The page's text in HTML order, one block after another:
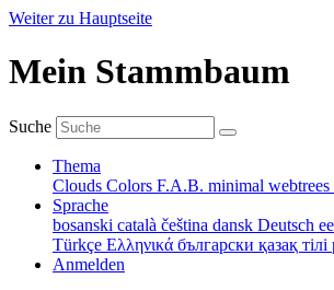
Weiter zu Hauptseite
Mein Stammbaum
Suche
Thema
Clouds Colors F.A.B. minimal webtrees
Sprache
bosanski català čeština dansk Deutsch
Türkçe Ελληνικά български қазақ тілі
Anmelden